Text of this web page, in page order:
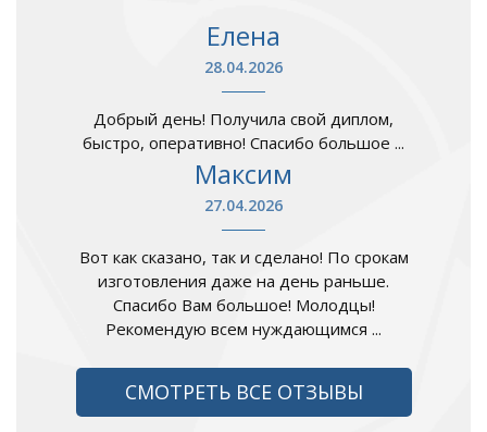
Елена
28.04.2026
Добрый день! Получила свой диплом,
быстро, оперативно! Спасибо большое ...
Максим
27.04.2026
Вот как сказано, так и сделано! По срокам
изготовления даже на день раньше.
Спасибо Вам большое! Молодцы!
Рекомендую всем нуждающимся ...
СМОТРЕТЬ ВСЕ ОТЗЫВЫ